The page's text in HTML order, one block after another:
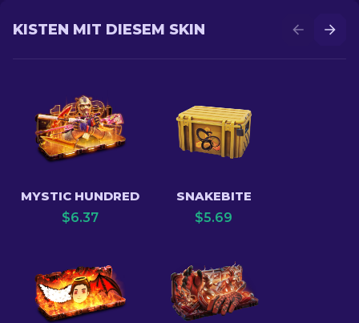
KISTEN MIT DIESEM SKIN
MYSTIC HUNDRED
$6.37
SNAKEBITE
$5.69